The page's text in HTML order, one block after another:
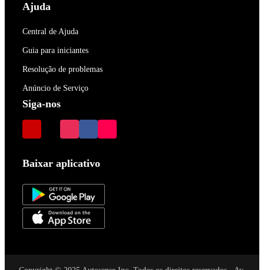
Ajuda
Central de Ajuda
Guia para iniciantes
Resolução de problemas
Anúncio de Serviço
Siga-nos
Baixar aplicativo